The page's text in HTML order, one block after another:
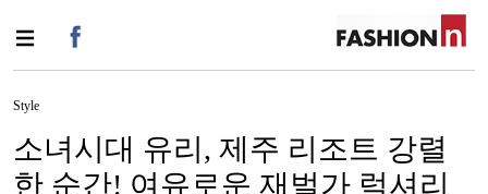
Style
소녀시대 유리, 제주 리조트 강렬
한 순간! 여유로운 재벌가 럭셔리